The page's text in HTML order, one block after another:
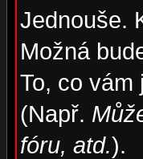
Jednouše.
Možná
To, co vám
(Např.
fóru, atd.).